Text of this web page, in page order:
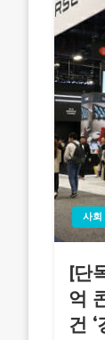
사회
[단
억
건